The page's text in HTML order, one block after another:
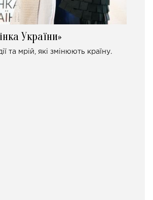
України»
та мрій, які змінюють країну.